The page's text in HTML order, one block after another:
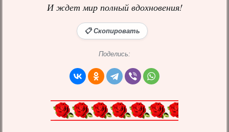
И ждет мир полный вдохновения!
📋 Скопировать
Поделись: